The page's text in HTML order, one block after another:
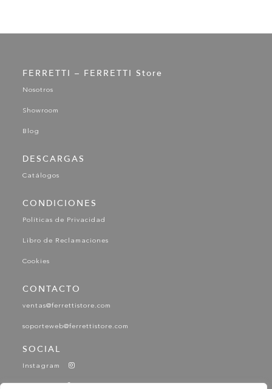
FERRETTI – FERRETTI Store
Nosotros
Showroom
Blog
DESCARGAS
Catálogos
CONDICIONES
Políticas de Privacidad
Libro de Reclamaciones
Cookies
CONTACTO
ventas@ferrettistore.com
soporteweb@ferrettistore.com
SOCIAL
Instagram